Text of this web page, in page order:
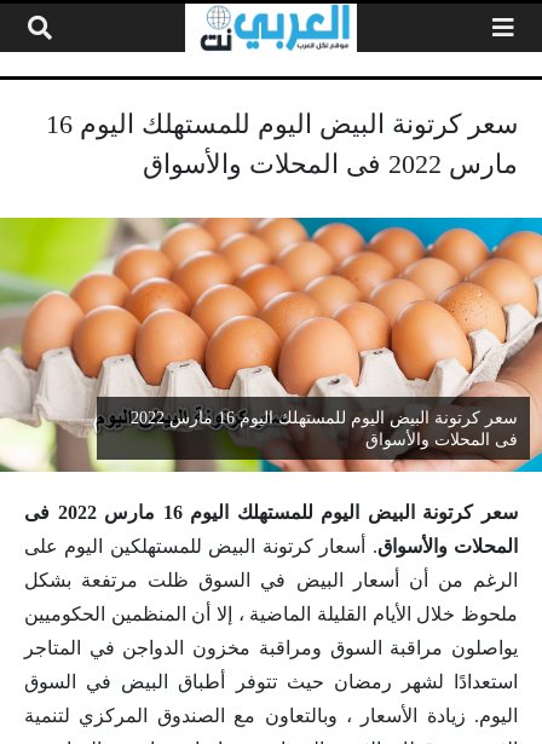
سعر كرتونة البيض اليوم للمستهلك اليوم 16
مارس 2022 فى المحلات والأسواق
سعر كرتونة البيض اليوم للمستهلك اليوم 16 مارس 2022
فى المحلات والأسواق
سعر كرتونة البيض اليوم للمستهلك اليوم 16 مارس 2022 فى
المحلات والأسواق. أسعار كرتونة البيض للمستهلكين اليوم على
الرغم من أن أسعار البيض في السوق ظلت مرتفعة بشكل
ملحوظ خلال الأيام القليلة الماضية ، إلا أن المنظمين الحكوميين
يواصلون مراقبة السوق ومراقبة مخزون الدواجن في المتاجر
استعدادًا لشهر رمضان حيث تتوفر أطباق البيض في السوق
اليوم. زيادة الأسعار ، وبالتعاون مع الصندوق المركزي لتنمية